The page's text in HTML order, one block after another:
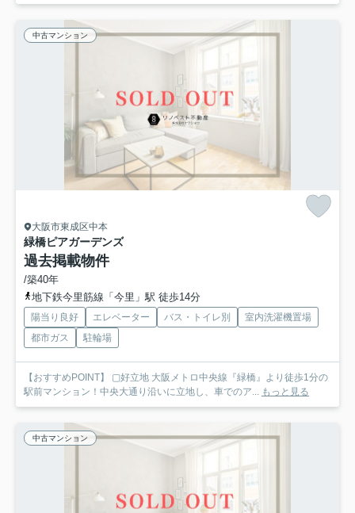
中古マンション
大阪市東成区中本
緑橋ピアガーデンズ
過去掲載物件
/築40年
地下鉄今里筋線「今里」駅 徒歩14分
陽当り良好 エレベーター バス・トイレ別
室内洗濯機置場
都市ガス
駐輪場
【おすすめPOINT】 ▢好立地 大阪メトロ中央線『緑橋』より徒歩1分の
駅前マンション！中央大通り沿いに立地し、車でのア... もっと見る
中古マンション